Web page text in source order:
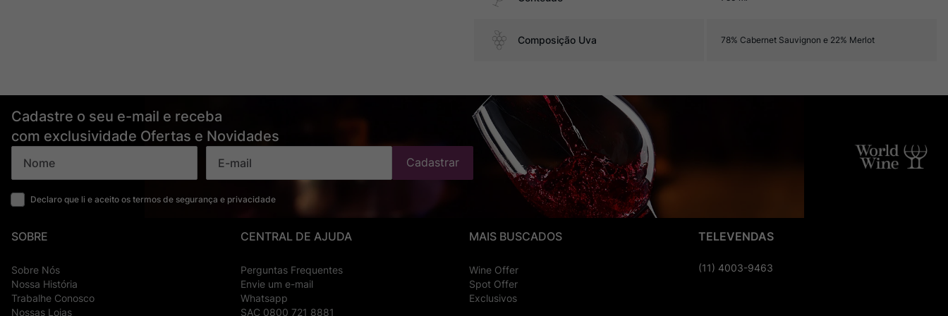
Composição Uva 78% Cabernet Sauvignon e 22% Merlot
Cadastre o seu e-mail e receba
com exclusividade Ofertas e Novidades
Declaro que li e aceito os termos de segurança e privacidade
Cadastrar
SOBRE
Sobre Nós
Nossa História
Trabalhe Conosco
Nossas Lojas
CENTRAL DE AJUDA
Perguntas Frequentes
Envie um e-mail
Whatsapp
SAC 0800 721 8881
MAIS BUSCADOS
Wine Offer
Spot Offer
Exclusivos
TELEVENDAS
(11) 4003-9463